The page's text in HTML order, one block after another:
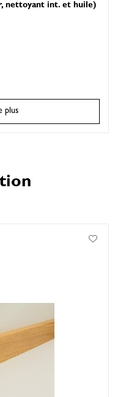
nettoyant int. et huile)
plus